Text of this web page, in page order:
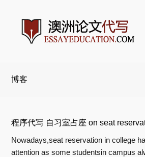
博客
程序代写 自习室占座 on seat
Nowadays,seat reservation in college
attention as some studentsin campus